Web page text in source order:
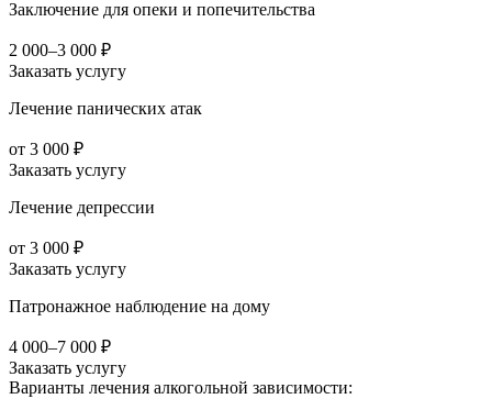
Заключение для опеки и попечительства
2 000–3 000 ₽
Заказать услугу
Лечение панических атак
от 3 000 ₽
Заказать услугу
Лечение депрессии
от 3 000 ₽
Заказать услугу
Патронажное наблюдение на дому
4 000–7 000 ₽
Заказать услугу
Варианты лечения алкогольной зависимости: